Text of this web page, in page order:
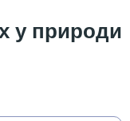
у природи